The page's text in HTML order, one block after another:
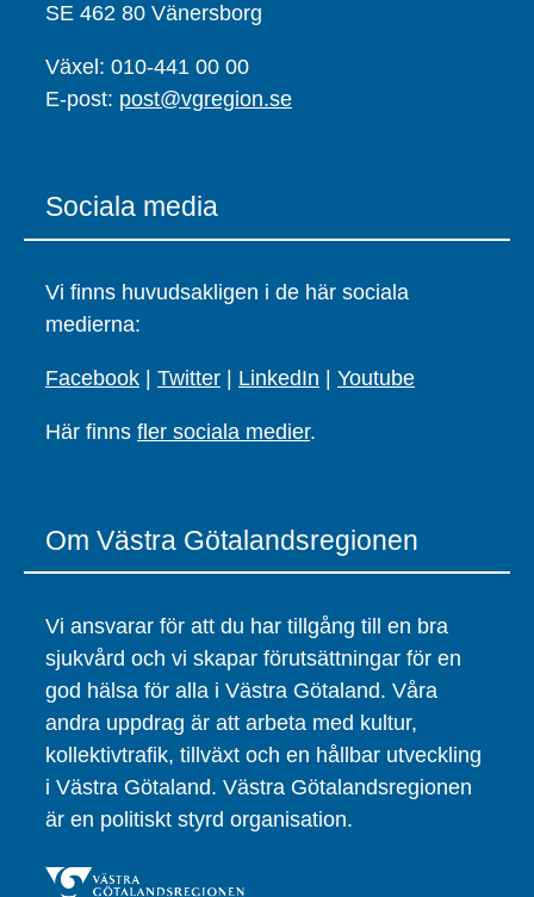
SE 462 80 Vänersborg
Växel: 010-441 00 00
E-post: post@vgregion.se
Sociala media
Vi finns huvudsakligen i de här sociala
medierna:
Facebook Twitter LinkedIn Youtube
Här finns fler sociala medier.
Om Västra Götalandsregionen
Vi ansvarar för att du har tillgång till en bra
sjukvård och vi skapar förutsättningar för en
god hälsa för alla i Västra Götaland. Våra
andra uppdrag är att arbeta med kultur,
kollektivtrafik, tillväxt och en hållbar utveckling
i Västra Götaland. Västra Götalandsregionen
är en politiskt styrd organisation.